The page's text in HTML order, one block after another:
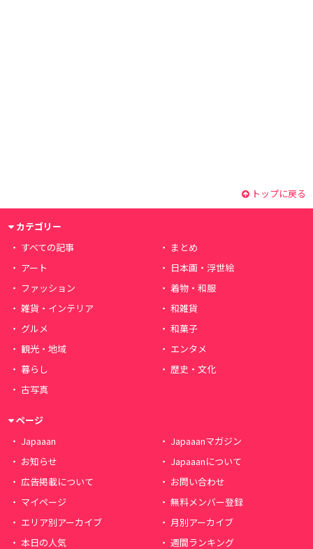
トップに戻る
カテゴリー
すべての記事
まとめ
アート
日本画・浮世絵
ファッション
着物・和服
雑貨・インテリア
和雑貨
グルメ
和菓子
観光・地域
エンタメ
暮らし
歴史・文化
古写真
ページ
Japaaan
Japaaanマガジン
お知らせ
Japaaanについて
広告掲載について
お問い合わせ
マイページ
無料メンバー登録
エリア別アーカイブ
月別アーカイブ
本日の人気
週間ランキング